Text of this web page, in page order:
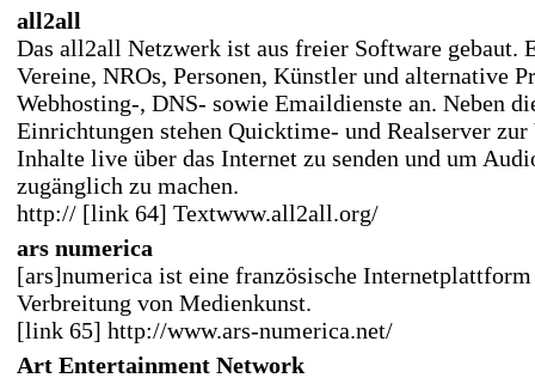
all2all
Das all2all Netzwerk ist aus freier Software gebaut.
Vereine, NROs, Personen, Künstler und alternative
Webhosting-, DNS- sowie Emaildienste an. Neben
Einrichtungen stehen Quicktime- und Realserver
Inhalte live über das Internet zu senden und um
zugänglich zu machen.
http:// [link 64] Textwww.all2all.org/
ars numerica
[ars]numerica ist eine französische
Verbreitung von Medienkunst.
[link 65] http://www.ars-numerica.net/
Art Entertainment Network